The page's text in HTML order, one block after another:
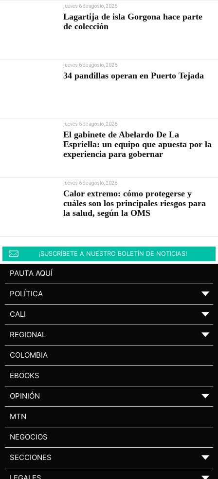
jueves 6 de agosto, 2026
Lagartija de isla Gorgona hace parte
de colección
jueves 6 de agosto, 2026
34 pandillas operan en Puerto Tejada
jueves 6 de agosto, 2026
El gabinete de Abelardo De La
Espriella: un equipo que apuesta por la
experiencia para gobernar
jueves 6 de agosto, 2026
Calor extremo: cómo protegerse y
cuáles son los principales riesgos para
la salud, según la OMS
¡SUSCRÍBETE A NUESTRO BOLETÍN DE NOTICIAS!
PAUTA AQUÍ
POLÍTICA ▼
CALI ▼
REGIONAL ▼
COLOMBIA
EBOOKS
OPINIÓN ▼
MTN
NEGOCIOS
SECCIONES ▼